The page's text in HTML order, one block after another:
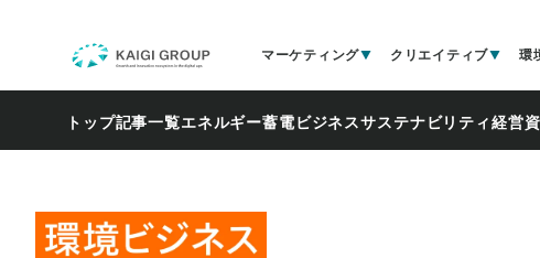
マーケティング クリエイティブ 環
トップ記事一覧エネルギー蓄電ビジネスサステナビリティ経営